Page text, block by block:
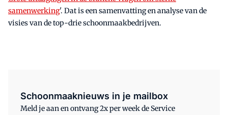
samenwerking'. Dat is een samenvatting en analyse van de
visies van de top-drie schoonmaakbedrijven.
Schoonmaaknieuws in je mailbox
Meld je aan en ontvang 2x per week de Service